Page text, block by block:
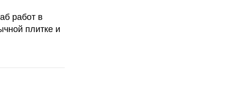
работ в
плитке и